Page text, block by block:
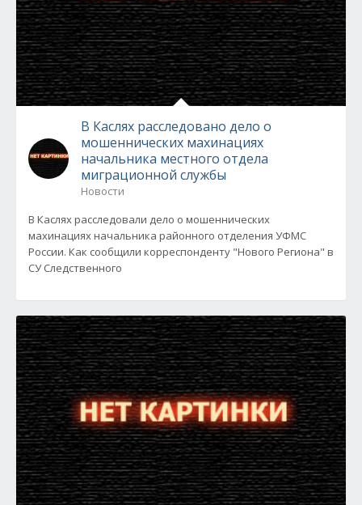
В Каслях расследовано дело о
мошеннических махинациях
начальника местного отдела
миграционной службы
Новости
В Каслях расследовали дело о мошеннических
махинациях начальника районного отделения УФМС
России. Как сообщили корреспонденту "Нового Региона" в
СУ Следственного